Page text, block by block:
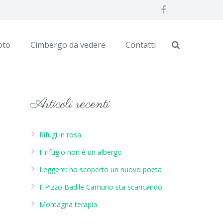
Cimbergo da vedere Contatti
Articoli recenti
Rifugi in rosa
Il rifugio non è un albergo
Leggere: ho scoperto un nuovo poeta
Il Pizzo Badile Camuno sta scaricando
Montagna terapia